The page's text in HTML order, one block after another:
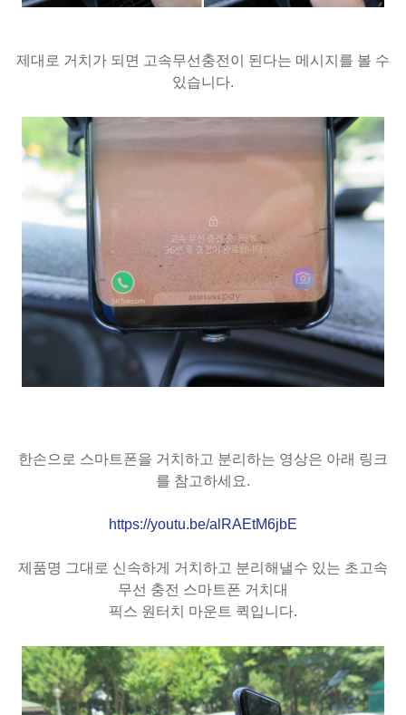
제대로 거치가 되면 고속무선충전이 된다는 메시지를 볼 수
있습니다.
한손으로 스마트폰을 거치하고 분리하는 영상은 아래 링크
를 참고하세요.
https://youtu.be/alRAEtM6jbE
제품명 그대로 신속하게 거치하고 분리해낼수 있는 초고속
무선 충전 스마트폰 거치대
픽스 원터치 마운트 퀵입니다.